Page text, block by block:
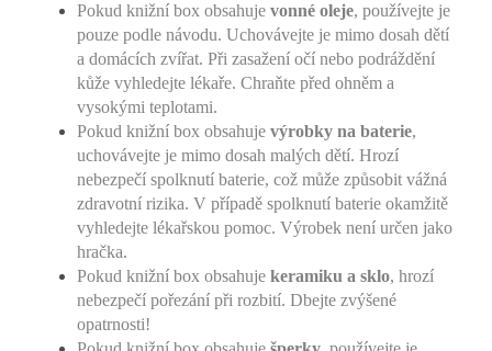
Pokud knižní box obsahuje vonné oleje, používejte je
pouze podle návodu. Uchovávejte je mimo dosah dětí
a domácích zvířat. Při zasažení očí nebo podráždění
kůže vyhledejte lékaře. Chraňte před ohněm a
vysokými teplotami.
Pokud knižní box obsahuje výrobky na baterie,
uchovávejte je mimo dosah malých dětí. Hrozí
nebezpečí spolknutí baterie, což může způsobit vážná
zdravotní rizika. V případě spolknutí baterie okamžitě
vyhledejte lékařskou pomoc. Výrobek není určen jako
hračka.
Pokud knižní box obsahuje keramiku a sklo, hrozí
nebezpečí pořezání při rozbití. Dbejte zvýšené
opatrnosti!